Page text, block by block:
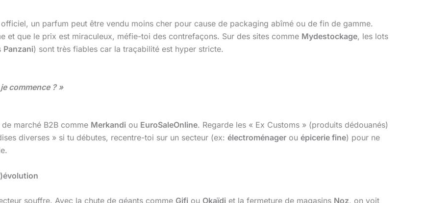
officiel, un parfum peut être vendu moins cher pour cause de packaging abîmé ou de fin de gamme.
et que le prix est miraculeux, méfie-toi des contrefaçons. Sur des sites comme Mydestockage, les lots
Panzani) sont très fiables car la traçabilité est hyper stricte.
commence ? »
marché B2B comme Merkandi ou EuroSaleOnline. Regarde les « Ex Customs » (produits dédouanés)
diverses » si tu débutes, recentre-toi sur un secteur (ex: électroménager ou épicerie fine) pour ne
souffre. Avec la chute de géants comme Gifi ou Okaïdi et la fermeture de magasins Noz, on voit